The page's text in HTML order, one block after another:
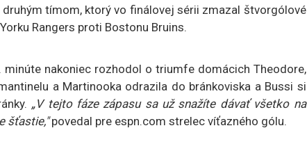
tímom, ktorý vo finálovej sérii zmazal štvorgólové
Rangers proti Bostonu Bruins.
nakoniec rozhodol o triumfe domácich Theodore,
a Martinooka odrazila do bránkoviska a Bussi si
„V tejto fáze zápasu sa už snažíte dávať všetko na
šťastie,"povedal pre espn.com strelec víťazného gólu.